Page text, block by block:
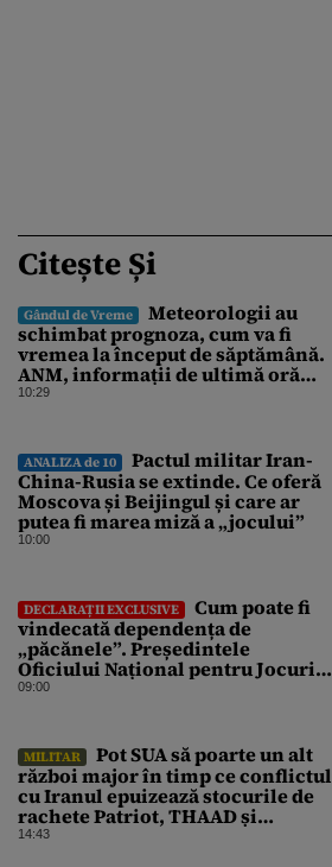
Citește Și
Gândul de Vreme
Meteorologii au
schimbat prognoza, cum va fi
vremea la început de săptămână.
ANM, informații de ultimă oră
pentru Gândul
10:29
ANALIZA de 10
Pactul militar Iran-
China-Rusia se extinde. Ce oferă
Moscova și Beijingul și care ar
putea fi marea miză a „jocului”
10:00
DECLARAȚII EXCLUSIVE
Cum poate fi
vindecată dependența de
„păcănele”. Președintele
Oficiului Național pentru Jocuri
de Noroc propune o ordonanță de
unică
09:00
MILITAR
Pot SUA să poarte un alt
război major în timp ce conflictul
cu Iranul epuizează stocurile de
rachete Patriot, THAAD și
Tomahawk?
14:43